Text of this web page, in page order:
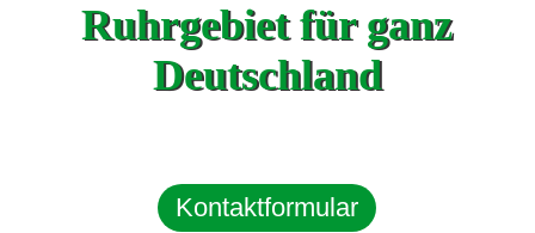
Ruhrgebiet für ganz
Deutschland
Kontaktformular